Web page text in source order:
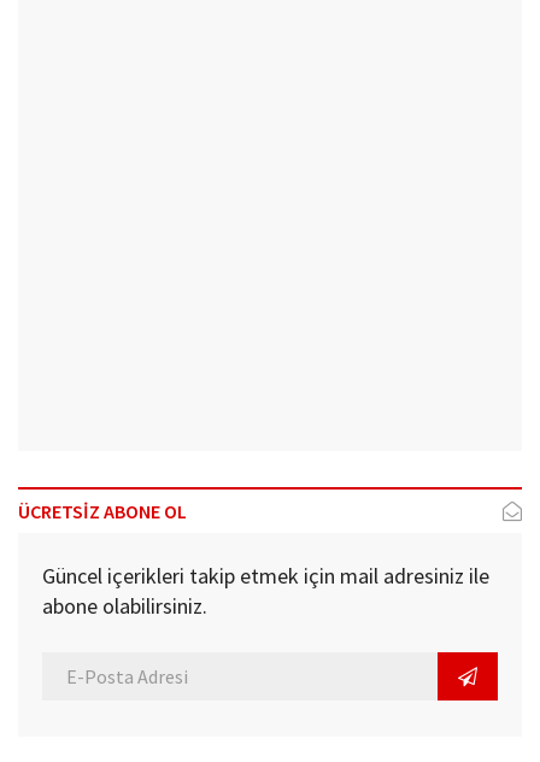
ÜCRETSİZ ABONE OL
Güncel içerikleri takip etmek için mail adresiniz ile
abone olabilirsiniz.